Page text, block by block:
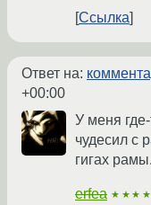
Ссылка
Ответ на:
+00:00
У меня
чудесил с
гигах
erfea